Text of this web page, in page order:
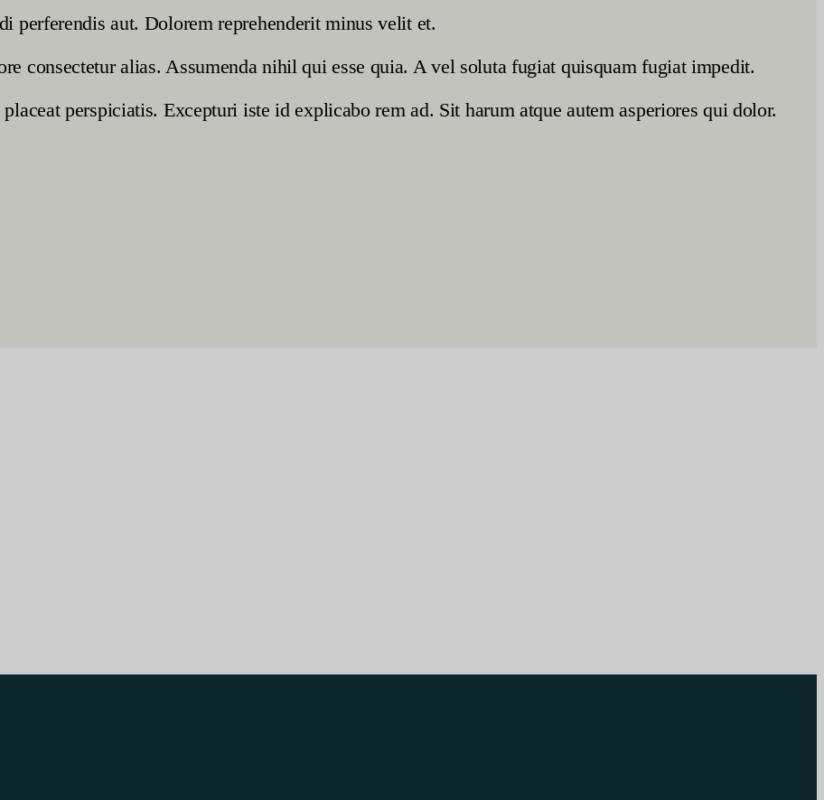
perferendis aut. Dolorem reprehenderit minus velit et.
consectetur alias. Assumenda nihil qui esse quia. A vel soluta fugiat quisquam fugiat impedit.
perspiciatis. Excepturi iste id explicabo rem ad. Sit harum atque autem asperiores qui dolor.